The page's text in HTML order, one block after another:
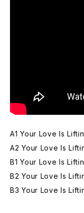
A1 Your Love Is
A2 Your Love Is
B1 Your Love Is
B2 Your Love Is
B3 Your Love Is